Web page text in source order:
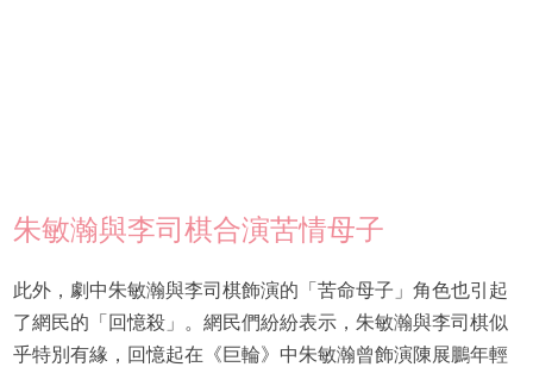
朱敏瀚與李司棋合演苦情母子
此外，劇中朱敏瀚與李司棋飾演的「苦命母子」角色也引起
了網民的「回憶殺」。網民們紛紛表示，朱敏瀚與李司棋似
乎特別有緣，回憶起在《巨輪》中朱敏瀚曾飾演陳展鵬年輕